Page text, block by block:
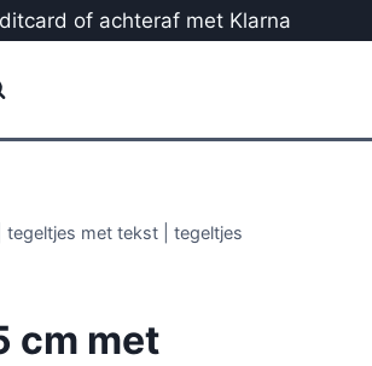
of achteraf met Klarna
tegeltjes met tekst | tegeltjes
cm met